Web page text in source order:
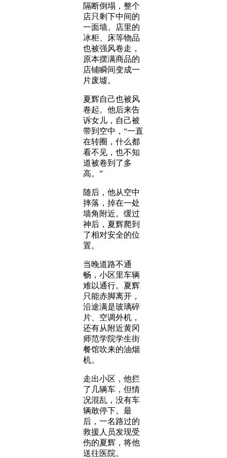
隔断倒塌，整个
店只剩下中间的
一面墙。店里的
冰柜、床等物品
也被强风卷走，
原本摆满商品的
店铺瞬间变成一
片废墟。
夏辉自己也被风
卷起。他后来告
诉女儿，自己被
带到空中，“一直
在转圈，什么都
看不见，也不知
道被卷到了多
高。”
随后，他从空中
摔落，掉在一处
墙角附近。缓过
神后，夏辉爬到
了相对安全的位
置。
当晚道路不通
畅，小区里车辆
难以通行。夏辉
只能赤脚离开，
沿途满是玻璃碎
片、空调外机，
还有从附近黄冈
师范学院学生街
餐馆吹来的油烟
机。
走出小区，他拦
了几辆车，但情
况混乱，没有车
辆敢停下。最
后，一名路过的
救援人员发现受
伤的夏辉，将他
送往医院。